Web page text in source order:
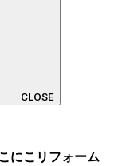
CLOSE
にこリフォーム